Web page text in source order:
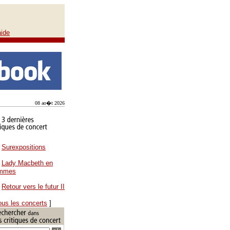
08 ao�t 2026
Surexpositions
Lady Macbeth en
Retour vers le futur II
les concerts ]